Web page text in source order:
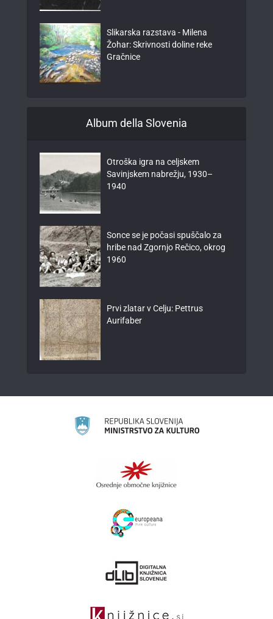
Slikarska razstava - Milena
Žohar: Skrivnosti doline reke
Gračnice
Album della Slovenia
Otroška igra na celjskem
Savinjskem nabrežju, 1930–
1940
Sonce se je počasi spuščalo za
hribe nad Zgornjo Rečico, okrog
1960
Prvi zlatar v Celju: Pettrus
Aurifaber